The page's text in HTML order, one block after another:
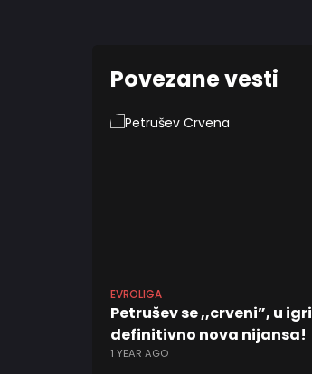
Povezane vesti
EVROLIGA
Petrušev se ,,crveni”, u igri
definitivno nova nijansa!
1 YEAR AGO